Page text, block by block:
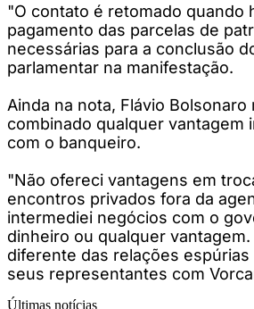
"O contato é retomado quando
pagamento das parcelas de
necessárias para a conclusão
parlamentar na manifestação.
Ainda na nota, Flávio Bolsonaro
combinado qualquer vantagem
com o banqueiro.
"Não ofereci vantagens em
encontros privados fora da
intermediei negócios com o
dinheiro ou qualquer
diferente das relações
seus representantes com
Últimas notícias